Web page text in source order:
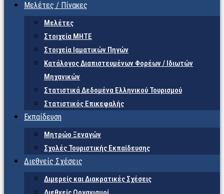
Μελέτες / Πίνακες
Μελέτες
Στοιχεία ΜΗΤΕ
Στοιχεία Ιαματικών Πηγών
Κατάλογος Διαπιστευμένων Φορέων / Ιδιωτών
Μηχανικών
Στατιστικά Δεδομένα Ελληνικού Τουρισμού
Στατιστικός Επικεφαλής
Εκπαίδευση
Μητρώο Ξεναγών
Σχολές Τουριστικής Εκπαίδευσης
Διεθνείς Σχέσεις
Διμερείς και Διακρατικές Σχέσεις